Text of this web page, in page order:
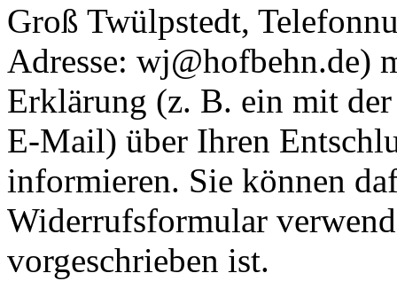
Groß Twülpstedt,
Adresse: wj@hofbehn.de)
Erklärung (z. B. ein mit
E-Mail) über Ihren
informieren. Sie können
Widerrufsformular
vorgeschrieben ist.